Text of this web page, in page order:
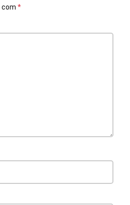
com *